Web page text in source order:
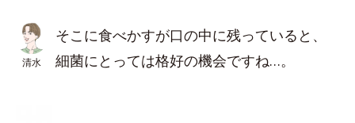
清水
そこに食べかすが口の中に残っていると、
細菌にとっては格好の機会ですね…。